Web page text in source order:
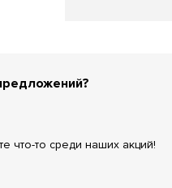
что-то среди наших акций!